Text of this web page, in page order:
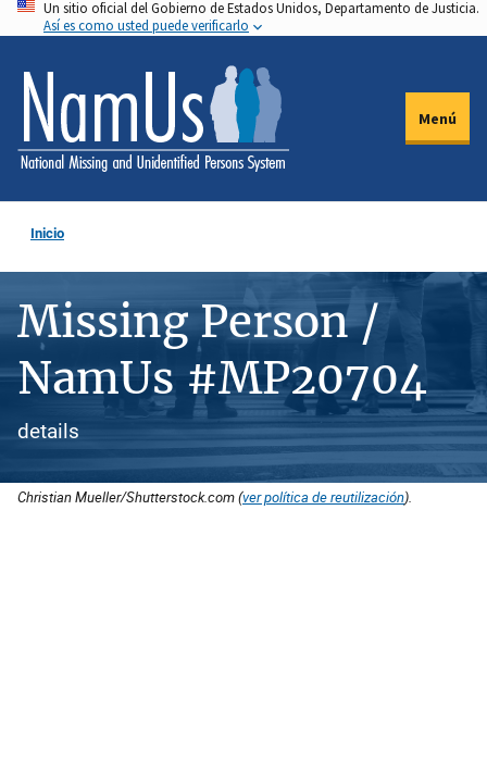
Pasar
al
contenido
principal
Un sitio oficial del Gobierno de Estados Unidos, Departamento de Justicia.
Así es como usted puede verificarlo
Menú
Inicio
Missing Person /
NamUs #MP20704
details
Christian Mueller/Shutterstock.com (ver política de reutilización).